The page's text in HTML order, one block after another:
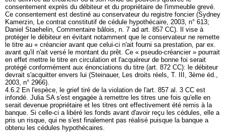
consentement exprès du débiteur et du propriétaire de l'immeuble grevé.
Ce consentement est destiné au conservateur du registre foncier (Sydney
Kamerzin, Le contrat constitutif de cédule hypothécaire, 2003, n° 613;
Daniel Staehelin, Commentaire bâlois, n. 7 ad art. 857 CC). Il vise à
protéger le débiteur en évitant notamment que le conservateur ne remette
le titre au « créancier avant que celui-ci n'ait fourni sa prestation, par ex.
avant qu'il n'ait versé le montant du prêt. Ce « pseudo-créancier » pourrait
en effet mettre le titre en circulation et l'acquéreur de bonne foi serait
protégé conformément aux énonciations du titre (art. 872 CC): le débiteur
devrait s'acquitter envers lui (Steinauer, Les droits réels, T. III, 3ème éd.,
2003, n° 2966).
4.6.2 En l'espèce, le grief tiré de la violation de l'art. 857 al. 3 CC est
infondé. Julia SA s'est engagée à remettre les titres une fois qu'elle en
serait devenue propriétaire et les titres ont effectivement été remis à la
banque. Si celle-ci a libéré les fonds avant d'avoir reçu les cédules, elle a
pris un risque, qui ne s'est finalement pas réalisé puisque la banque a
obtenu les cédules hypothécaires.